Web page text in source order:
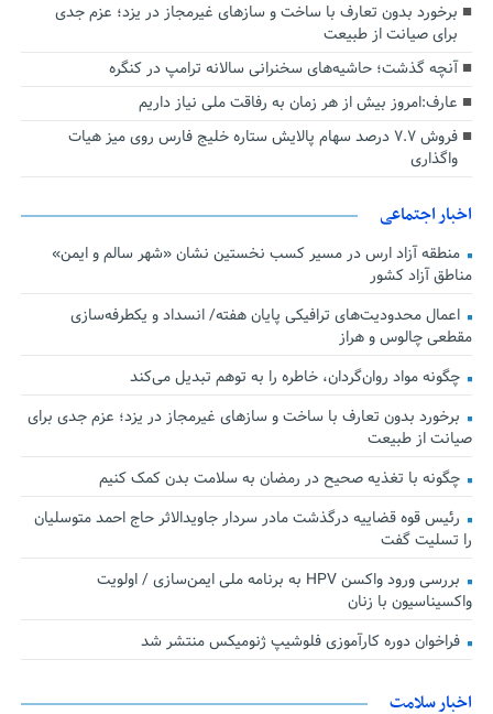
برخورد بدون تعارف با ساخت‌ و سازهای غیرمجاز در یزد؛ عزم جدی
برای صیانت از طبیعت
آنچه گذشت؛ حاشیه‌های سخنرانی سالانه ترامپ در کنگره
عارف:امروز بیش از هر زمان به رفاقت ملی نیاز داریم
فروش ۷.۷ درصد سهام پالایش ستاره خلیج فارس روی میز هیات
واگذاری
اخبار اجتماعی
منطقه آزاد ارس در مسیر کسب نخستین نشان «شهر سالم و ایمن»
مناطق آزاد کشور
اعمال محدودیت‌های ترافیکی پایان هفته/ انسداد و یکطرفه‌سازی
مقطعی چالوس و هراز
چگونه مواد روان‌گردان، خاطره را به توهم تبدیل می‌کند
برخورد بدون تعارف با ساخت‌ و سازهای غیرمجاز در یزد؛ عزم جدی برای
صیانت از طبیعت
چگونه با تغذیه صحیح در رمضان به سلامت بدن کمک کنیم
رئیس قوه قضاییه درگذشت مادر سردار جاویدالاثر حاج احمد متوسلیان
را تسلیت گفت
بررسی ورود واکسن HPV به برنامه ملی ایمن‌سازی / اولویت
واکسیناسیون با زنان
فراخوان دوره کارآموزی فلوشیپ ژنومیکس منتشر شد
اخبار سلامت